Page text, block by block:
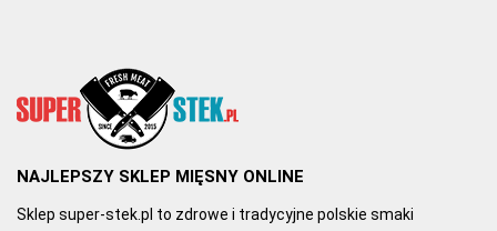
NAJLEPSZY SKLEP MIĘSNY ONLINE
Sklep super-stek.pl to zdrowe i tradycyjne polskie smaki